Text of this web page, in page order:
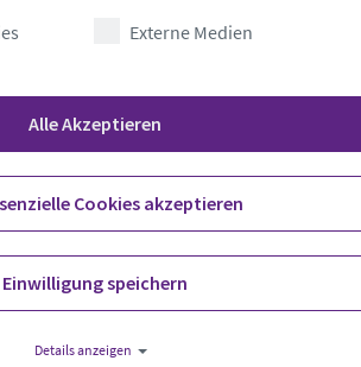
in elf Bundesländern. Die
mit 56 Prozent
29 Prozent). In Nordrhein-
Niedersachsen und
drei Bundesländern nahm
stark ab - zum Beispiel in
Externe Medien
Alle Akzeptieren
Cookies akzeptieren
Einwilligung speichern
Details anzeigen